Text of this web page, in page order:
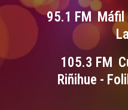
95.1 FM Máfil
105.3 FM
Riñihue -